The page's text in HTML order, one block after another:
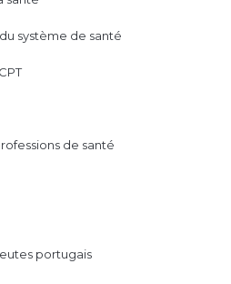
système de santé
de santé
portugais